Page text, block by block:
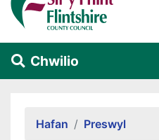
Chwilio
Hafan Preswyl